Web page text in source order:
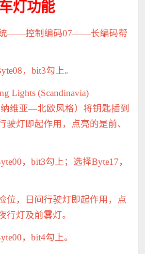
灯功能
统——控制编码07——长编码帮
， bit3勾上。
Lights (Scandinavia)
纳维亚—北欧风格）将钥匙插到
驶灯即起作用，点亮的是前、
， bit3勾上；选择Byte17，
位，日间行驶灯即起作用，点
行灯及前雾灯。
， bit4勾上。